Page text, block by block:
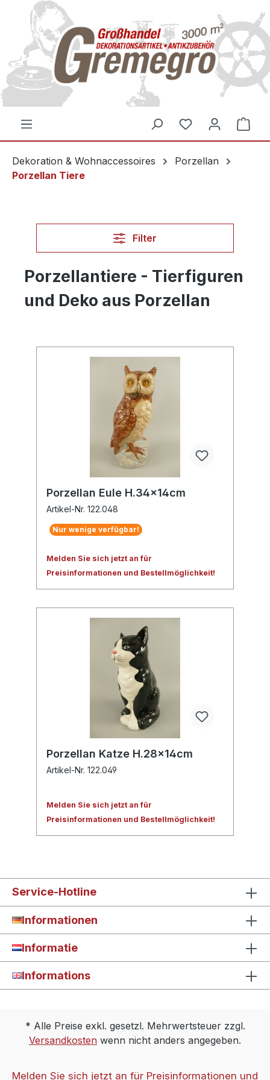
springen
Dekoration & Wohnaccessoires
Porzellan
Porzellan Tiere
Filter
Porzellantiere - Tierfiguren
und Deko aus Porzellan
Porzellan Eule H.34x14cm
Artikel-Nr. 122.048
Nur wenige verfügbar!
Melden Sie sich jetzt an für
Preisinformationen und Bestellmöglichkeit!
Porzellan Katze H.28x14cm
Artikel-Nr. 122.049
Melden Sie sich jetzt an für
Preisinformationen und Bestellmöglichkeit!
Service-Hotline
Informationen
Informatie
Informations
* Alle Preise exkl. gesetzl. Mehrwertsteuer zzgl.
Versandkosten wenn nicht anders angegeben.
Melden Sie sich jetzt an für Preisinformationen und